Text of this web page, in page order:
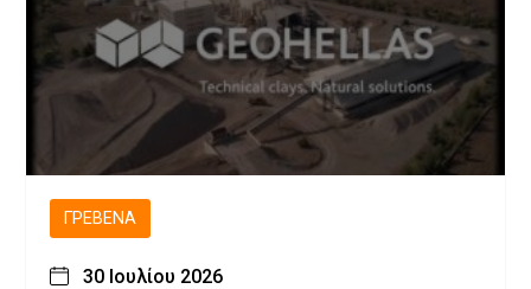
ΓΡΕΒΕΝΆ
30 Ιουλίου 2026